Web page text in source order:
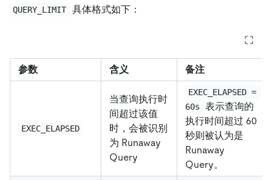
QUERY_LIMIT 具体格式如下：
参数 含义 备注
EXEC_ELAPSED
当查询执行时
间超过该值
时，会被识别
为 Runaway
Query
EXEC_ELAPSED =
60s
表示查询的
执行时间超过 60
秒则被认为是
Runaway
Query。